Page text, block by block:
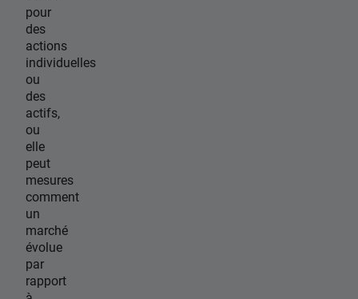
pour
des
actions
individuelles
ou
des
actifs,
ou
elle
peut
mesures
comment
un
marché
évolue
par
rapport